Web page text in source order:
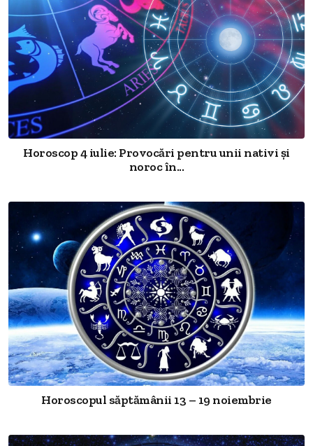
Horoscop 4 iulie: Provocări pentru unii nativi și
noroc în...
Horoscopul săptămânii 13 – 19 noiembrie